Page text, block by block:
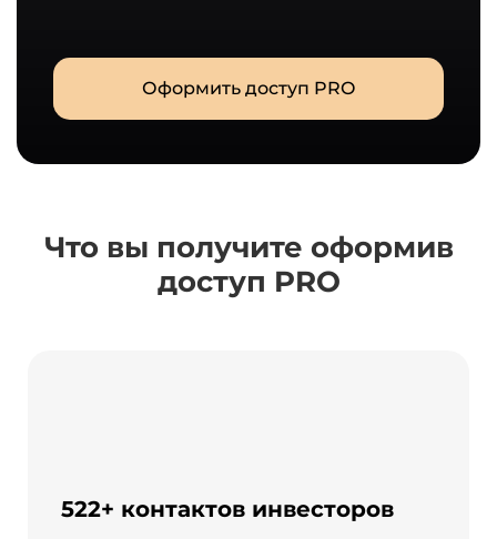
Оформить доступ PRO
Что вы получите оформив
доступ PRO
522+ контактов инвесторов